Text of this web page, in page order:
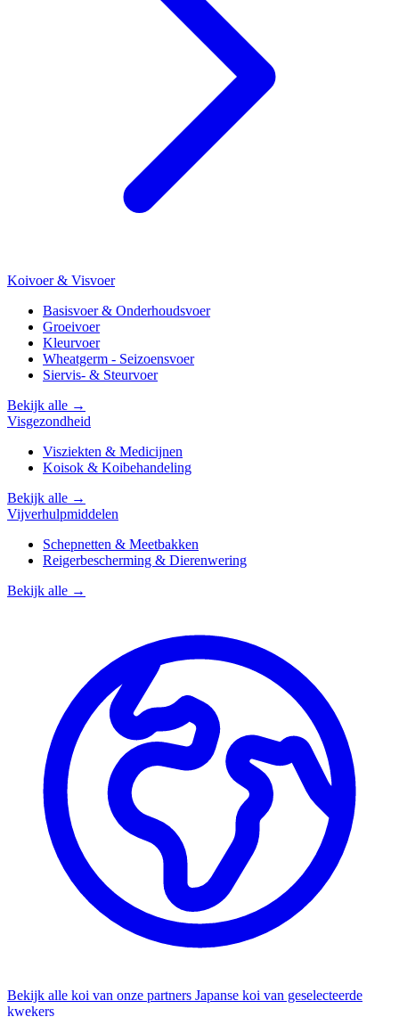
Koivoer & Visvoer
Basisvoer & Onderhoudsvoer
Groeivoer
Kleurvoer
Wheatgerm - Seizoensvoer
Siervis- & Steurvoer
Bekijk alle →
Visgezondheid
Visziekten & Medicijnen
Koisok & Koibehandeling
Bekijk alle →
Vijverhulpmiddelen
Schepnetten & Meetbakken
Reigerbescherming & Dierenwering
Bekijk alle →
Bekijk alle koi van onze partners Japanse koi van geselecteerde
kwekers